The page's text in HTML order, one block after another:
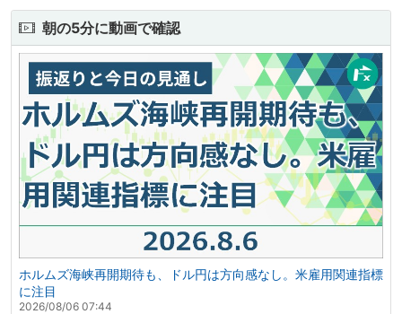
朝の5分に動画で確認
ホルムズ海峡再開期待も、ドル円は方向感なし。米雇用関連指標
に注目
2026/08/06 07:44